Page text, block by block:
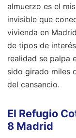
almuerzo es el
invisible que
vivienda en
de tipos de
realidad se palpa
sido girado miles
del cansancio.
El Refugio
8 Madrid